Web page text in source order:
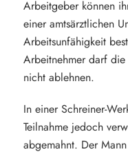
Arbeitgeber können
einer amtsärztlichen
Arbeitsunfähigkeit
Arbeitnehmer darf die
nicht ablehnen.
In einer Schreiner-
Teilnahme jedoch
abgemahnt. Der